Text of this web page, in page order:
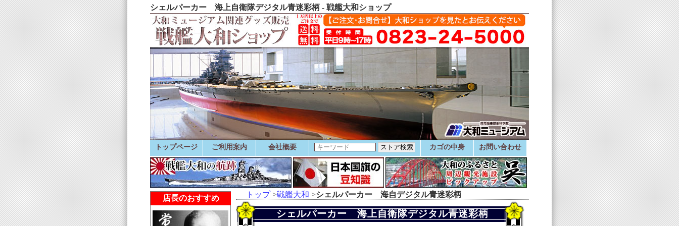
シェルパーカー 海上自衛隊デジタル青迷彩柄 - 戦艦大和ショップ
トップページ ご利用案内 会社概要 カゴの中身 お問い合わせ
店長のおすすめ トップ>戦艦大和 >シェルパーカー 海自デジタル青迷彩柄
シェルパーカー 海上自衛隊デジタル青迷彩柄